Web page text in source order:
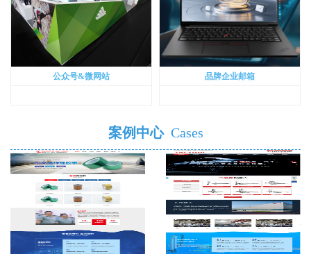
公众号&微网站 品牌企业邮箱
案例中心 Cases